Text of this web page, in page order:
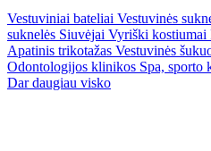
Vestuviniai bateliai Vestuvinės
suknelės Siuvėjai Vyriški kostiumai
Apatinis trikotažas Vestuvinės
Odontologijos klinikos Spa, sporto
Dar daugiau visko